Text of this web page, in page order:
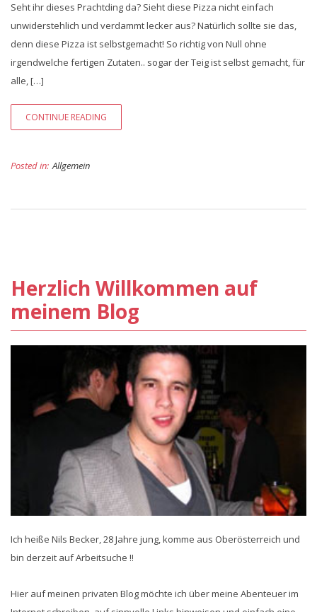
Seht ihr dieses Prachtding da? Sieht diese Pizza nicht einfach
unwiderstehlich und verdammt lecker aus? Natürlich sollte sie das,
denn diese Pizza ist selbstgemacht! So richtig von Null ohne
irgendwelche fertigen Zutaten.. sogar der Teig ist selbst gemacht, für
alle, […]
CONTINUE READING
Posted in: Allgemein
Herzlich Willkommen auf
meinem Blog
Ich heiße Nils Becker, 28 Jahre jung, komme aus Oberösterreich und
bin derzeit auf Arbeitsuche !!
Hier auf meinen privaten Blog möchte ich über meine Abenteuer im